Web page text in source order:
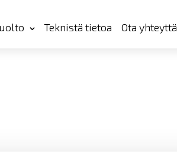
Teknistä tietoa Ota yhteyttä